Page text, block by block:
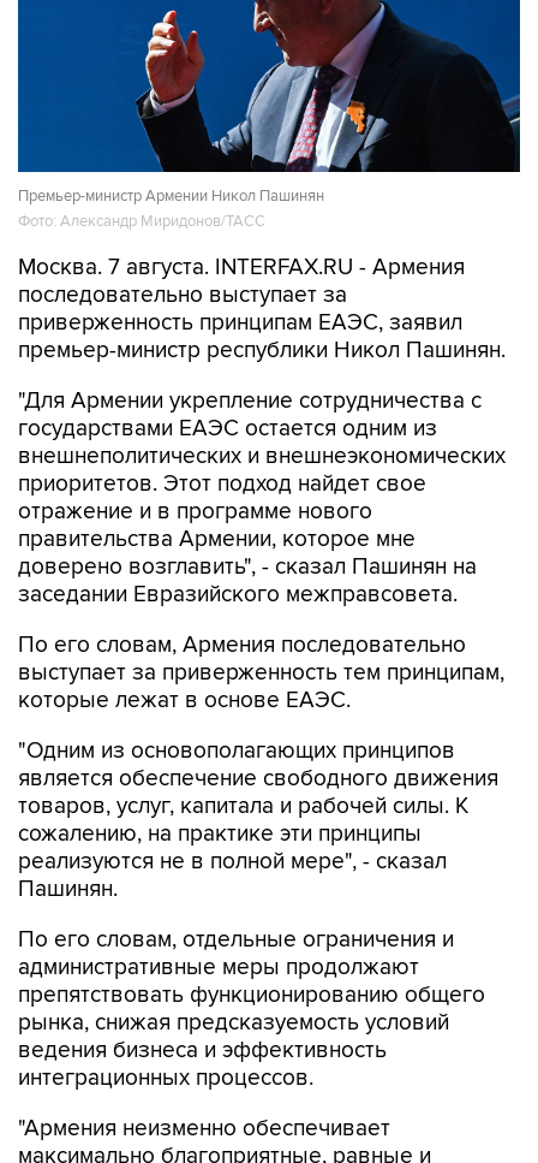
Премьер-министр Армении Никол Пашинян
Фото: Александр Миридонов/ТАСС
Москва. 7 августа. INTERFAX.RU - Армения
последовательно выступает за
приверженность принципам ЕАЭС, заявил
премьер-министр республики Никол Пашинян.
"Для Армении укрепление сотрудничества с
государствами ЕАЭС остается одним из
внешнеполитических и внешнеэкономических
приоритетов. Этот подход найдет свое
отражение и в программе нового
правительства Армении, которое мне
доверено возглавить", - сказал Пашинян на
заседании Евразийского межправсовета.
По его словам, Армения последовательно
выступает за приверженность тем принципам,
которые лежат в основе ЕАЭС.
"Одним из основополагающих принципов
является обеспечение свободного движения
товаров, услуг, капитала и рабочей силы. К
сожалению, на практике эти принципы
реализуются не в полной мере", - сказал
Пашинян.
По его словам, отдельные ограничения и
административные меры продолжают
препятствовать функционированию общего
рынка, снижая предсказуемость условий
ведения бизнеса и эффективность
интеграционных процессов.
"Армения неизменно обеспечивает
максимально благоприятные, равные и